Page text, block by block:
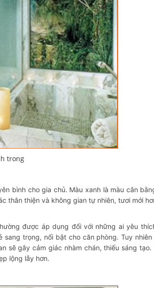
trong
bình cho gia chủ. Màu xanh là màu cân
thân thiện và không gian tự nhiên, tươi mới
được áp dụng đối với những ai yêu
trọng, nổi bật cho căn phòng. Tuy nhiên
sẽ gây cảm giác nhàm chán, thiếu sáng tạo.
lộng lẫy hơn.